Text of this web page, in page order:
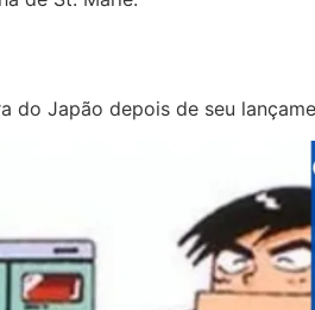
do Japão depois de seu